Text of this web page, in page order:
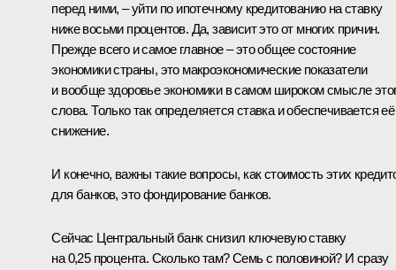
перед ними, – уйти по ипотечному кредитованию на ставку
ниже восьми процентов. Да, зависит это от многих причин.
Прежде всего и самое главное – это общее состояние
экономики страны, это макроэкономические показатели
и вообще здоровье экономики в самом широком смысле
слова. Только так определяется ставка и обеспечивается её
снижение.
И конечно, важны такие вопросы, как стоимость этих
для банков, это фондирование банков.
Сейчас Центральный банк снизил ключевую ставку
на 0,25 процента. Сколько там? Семь с половиной? И сразу